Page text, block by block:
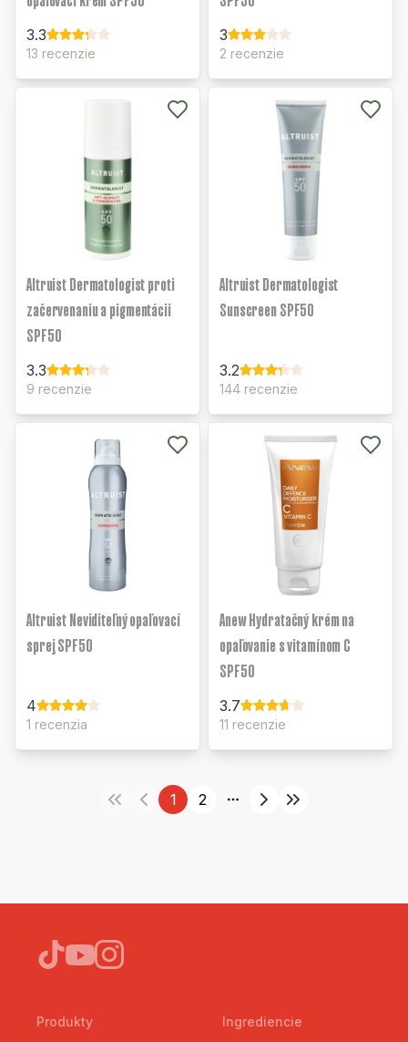
3.3
13 recenzie
3
2 recenzie
Altruist Dermatologist proti
začervenaniu a pigmentácii
SPF50
3.3
9 recenzie
Altruist Dermatologist
Sunscreen SPF50
3.2
144 recenzie
Altruist Neviditeľný opaľovací
sprej SPF50
4
1 recenzia
Anew Hydratačný krém na
opaľovanie s vitamínom C
SPF50
3.7
11 recenzie
1 2
More pages
Produkty Ingrediencie